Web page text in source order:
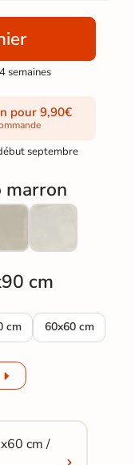
semaines
pour 9,90€
septembre
marron
cm
75x150 cm
cm sol effet béton
60x60 cm
Carrelage sol
cm /